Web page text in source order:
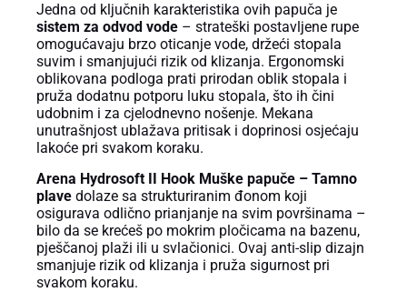
Jedna od ključnih karakteristika ovih papuča je
sistem za odvod vode – strateški postavljene rupe
omogućavaju brzo oticanje vode, držeći stopala
suvim i smanjujući rizik od klizanja. Ergonomski
oblikovana podloga prati prirodan oblik stopala i
pruža dodatnu potporu luku stopala, što ih čini
udobnim i za cjelodnevno nošenje. Mekana
unutrašnjost ublažava pritisak i doprinosi osjećaju
lakoće pri svakom koraku.
Arena Hydrosoft II Hook Muške papuče – Tamno
plave dolaze sa strukturiranim đonom koji
osigurava odlično prianjanje na svim površinama –
bilo da se krećeš po mokrim pločicama na bazenu,
pješčanoj plaži ili u svlačionici. Ovaj anti-slip dizajn
smanjuje rizik od klizanja i pruža sigurnost pri
svakom koraku.